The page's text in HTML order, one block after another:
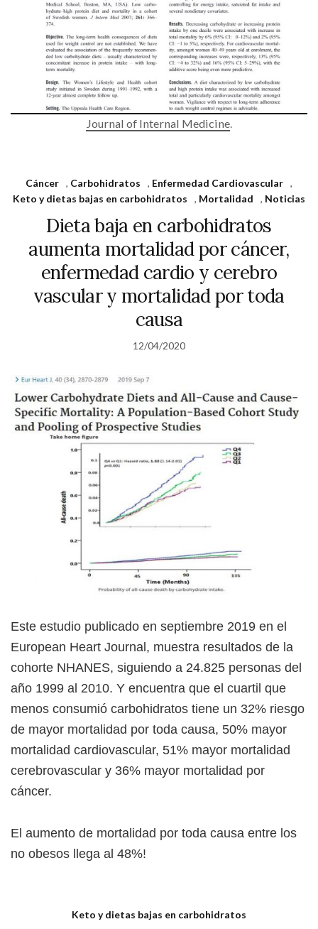
Journal of Internal Medicine.
Cáncer , Carbohidratos , Enfermedad Cardiovascular ,
Keto y dietas bajas en carbohidratos
, Mortalidad , Noticias
Dieta baja en carbohidratos
aumenta mortalidad por cáncer,
enfermedad cardio y cerebro
vascular y mortalidad por toda
causa
12/04/2020
Este estudio publicado en septiembre 2019 en el
European Heart Journal, muestra resultados de la
cohorte NHANES, siguiendo a 24.825 personas del
año 1999 al 2010. Y encuentra que el cuartil que
menos consumió carbohidratos tiene un 32% riesgo
de mayor mortalidad por toda causa, 50% mayor
mortalidad cardiovascular, 51% mayor mortalidad
cerebrovascular y 36% mayor mortalidad por
cáncer.
El aumento de mortalidad por toda causa entre los
no obesos llega al 48%!
Keto y dietas bajas en carbohidratos